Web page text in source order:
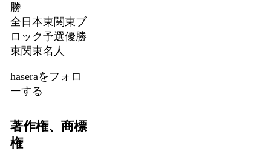
勝
全日本東関東ブ
ロック予選優勝
東関東名人
haseraをフォロ
ーする
著作権、商標
権